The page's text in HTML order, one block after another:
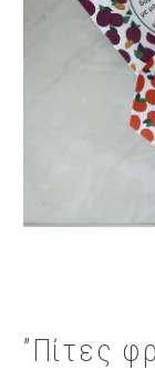
”Πίτες